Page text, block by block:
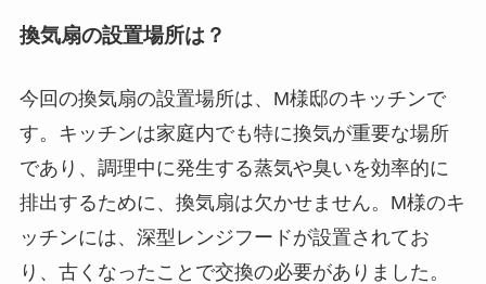
換気扇の設置場所は？
今回の換気扇の設置場所は、M様邸のキッチンで
す。キッチンは家庭内でも特に換気が重要な場所
であり、調理中に発生する蒸気や臭いを効率的に
排出するために、換気扇は欠かせません。M様のキ
ッチンには、深型レンジフードが設置されてお
り、古くなったことで交換の必要がありました。